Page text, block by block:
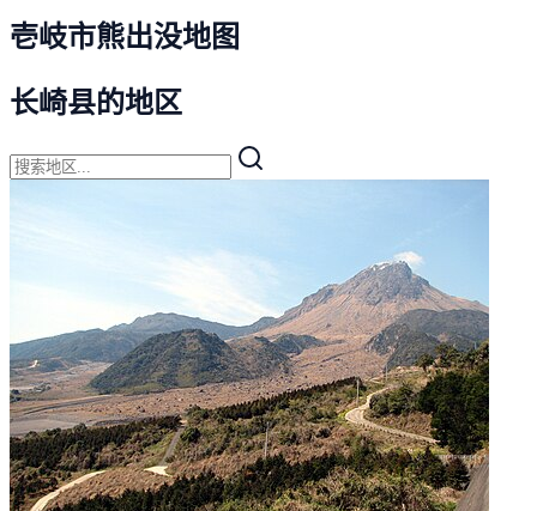
壱岐市熊出没地图
长崎县的地区